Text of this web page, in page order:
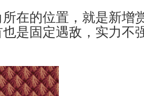
在的位置，就是新增
是固定遇敌，实力不